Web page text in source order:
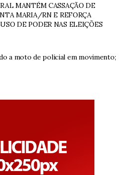
MANTÉM CASSAÇÃO DE
MARIA/RN E REFORÇA
DE PODER NAS ELEIÇÕES
a moto de policial em movimento;